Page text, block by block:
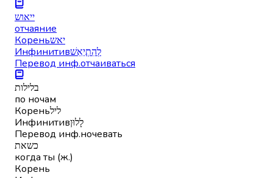
ייאוש
отчаяние
Кореньיאש
Инфинитивלְהִתְיַאֵשׁ
Перевод инф.отчаиваться
בלילות
по ночам
Кореньליל
Инфинитивלָלוּן
Перевод инф.ночевать
כשאת
когда ты (ж.)
Корень